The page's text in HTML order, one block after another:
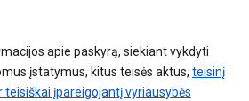
apie paskyrą, siekiant vykdyti
įstatymus, kitus teisės aktus, teisinį
teisiškai įpareigojantį vyriausybės